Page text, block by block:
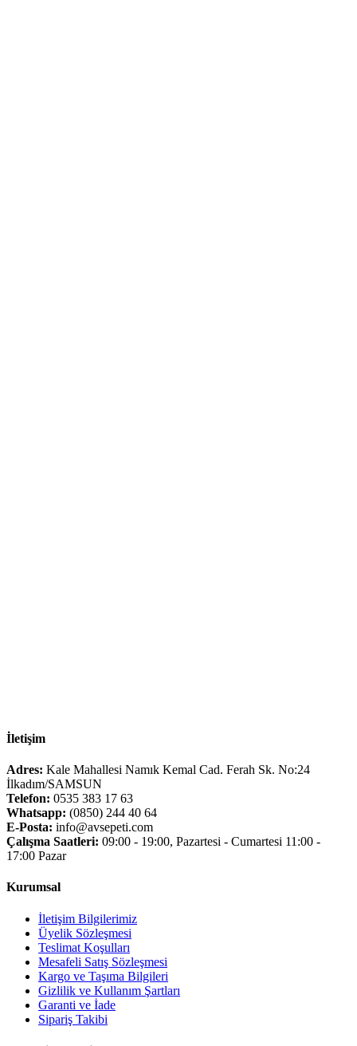
İletişim
Adres: Kale Mahallesi Namık Kemal Cad. Ferah Sk. No:24
İlkadım/SAMSUN
Telefon: 0535 383 17 63
Whatsapp: (0850) 244 40 64
E-Posta: info@avsepeti.com
Çalışma Saatleri: 09:00 - 19:00, Pazartesi - Cumartesi 11:00 -
17:00 Pazar
Kurumsal
İletişim Bilgilerimiz
Üyelik Sözleşmesi
Teslimat Koşulları
Mesafeli Satış Sözleşmesi
Kargo ve Taşıma Bilgileri
Gizlilik ve Kullanım Şartları
Garanti ve İade
Sipariş Takibi